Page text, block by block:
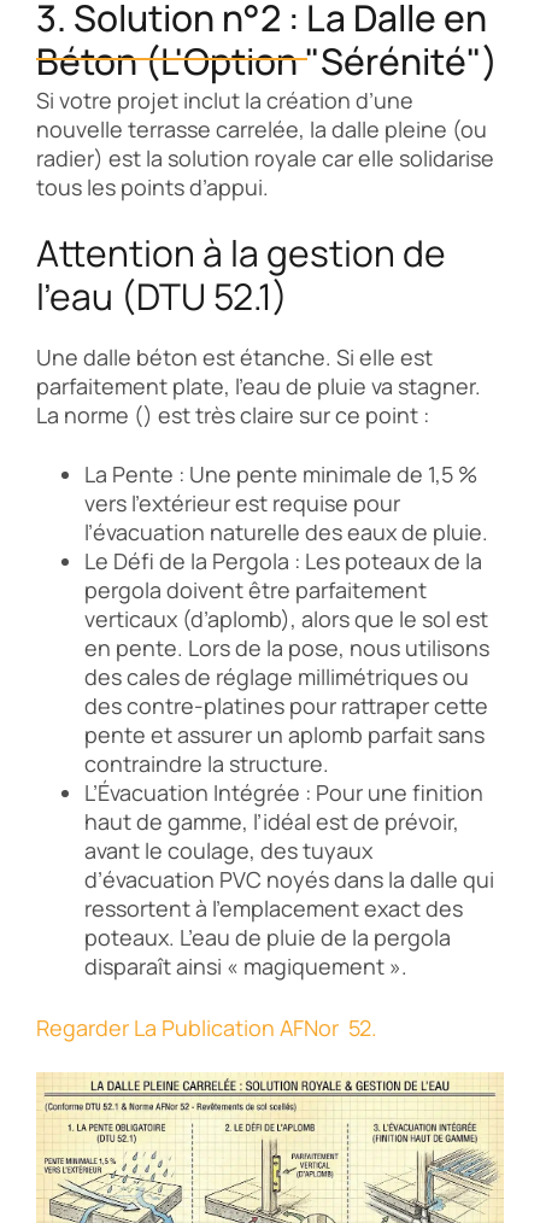
3. Solution n°2 : La Dalle en
Béton (L'Option "Sérénité")
Si votre projet inclut la création d’une
nouvelle terrasse carrelée, la dalle pleine (ou
radier) est la solution royale car elle solidarise
tous les points d’appui.
Attention à la gestion de
l’eau (DTU 52.1)
Une dalle béton est étanche. Si elle est
parfaitement plate, l’eau de pluie va stagner.
La norme () est très claire sur ce point :
La Pente : Une pente minimale de 1,5 %
vers l’extérieur est requise pour
l’évacuation naturelle des eaux de pluie.
Le Défi de la Pergola : Les poteaux de la
pergola doivent être parfaitement
verticaux (d’aplomb), alors que le sol est
en pente. Lors de la pose, nous utilisons
des cales de réglage millimétriques ou
des contre-platines pour rattraper cette
pente et assurer un aplomb parfait sans
contraindre la structure.
L’Évacuation Intégrée : Pour une finition
haut de gamme, l’idéal est de prévoir,
avant le coulage, des tuyaux
d’évacuation PVC noyés dans la dalle qui
ressortent à l’emplacement exact des
poteaux. L’eau de pluie de la pergola
disparaît ainsi « magiquement ».
Regarder La Publication AFNor 52.